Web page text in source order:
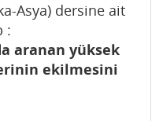
Asya) dersine ait
:
aranan yüksek
ekilmesini